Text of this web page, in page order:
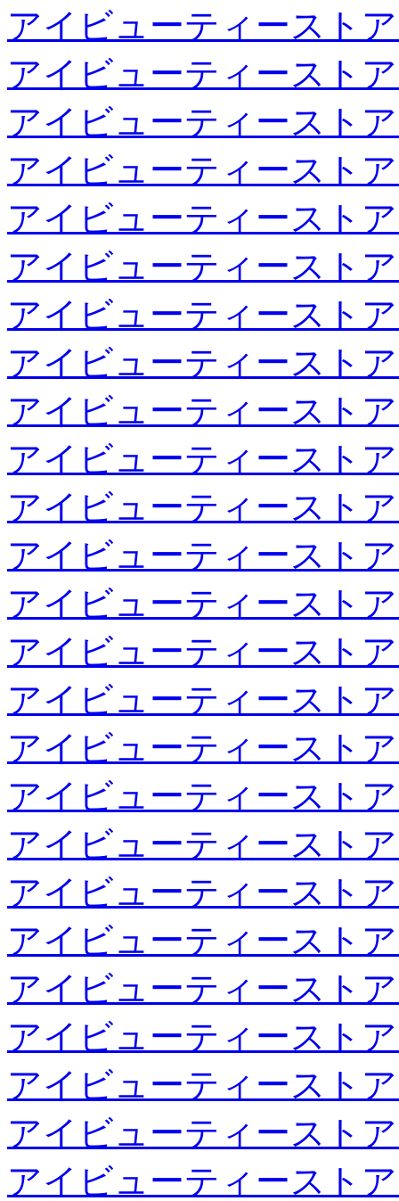
アイビューティースト
アイビューティースト
アイビューティースト
アイビューティースト
アイビューティースト
アイビューティースト
アイビューティースト
アイビューティースト
アイビューティースト
アイビューティースト
アイビューティースト
アイビューティースト
アイビューティースト
アイビューティースト
アイビューティースト
アイビューティースト
アイビューティースト
アイビューティースト
アイビューティースト
アイビューティースト
アイビューティースト
アイビューティースト
アイビューティースト
アイビューティースト
アイビューティースト